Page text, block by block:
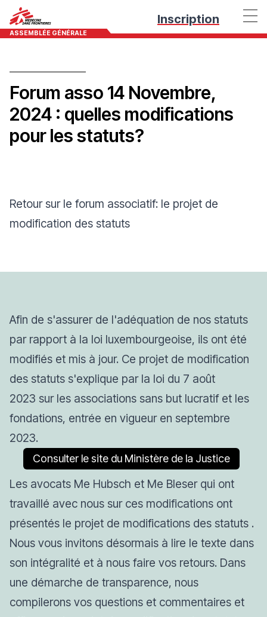
Inscription
ASSEMBLÉE GÉNÉRALE
Forum asso 14 Novembre,
2024 : quelles modifications
pour les statuts?
Retour sur le forum associatif: le projet de
modification des statuts
Afin de s'assurer de l'adéquation de nos statuts
par rapport à la loi luxembourgeoise, ils ont été
modifiés et mis à jour. Ce projet de modification
des statuts s'explique par la loi du 7 août
2023 sur les associations sans but lucratif et les
fondations, entrée en vigueur en septembre
2023.
Consulter le site du Ministère de la Justice
Les avocats Me Hubsch et Me Bleser qui ont
travaillé avec nous sur ces modifications ont
présentés le projet de modifications des statuts .
Nous vous invitons désormais à lire le texte dans
son intégralité et à nous faire vos retours. Dans
une démarche de transparence, nous
compilerons vos questions et commentaires et